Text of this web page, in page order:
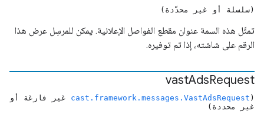
(سلسلة أو غير محدّدة)
تمثّل هذه السمة عنوان مقطع الفواصل الإعلانية. يمكن للمرسِل عرض هذا
الرقم على شاشته، إذا تم توفيره.
vastAdsRequest
(
cast.framework.messages.VastAdsRequest غير فارغة أو
غير محددة)